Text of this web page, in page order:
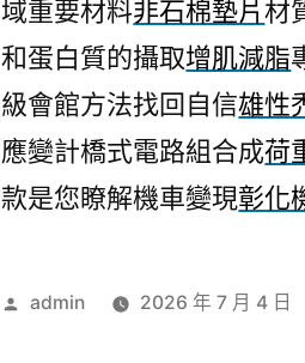
域重要材料非石棉墊片材
和蛋白質的攝取增肌減脂
級會館方法找回自信雄性
應變計橋式電路組合成荷
款是您瞭解機車變現彰化
作
admin 2026 年 7 月 4 日